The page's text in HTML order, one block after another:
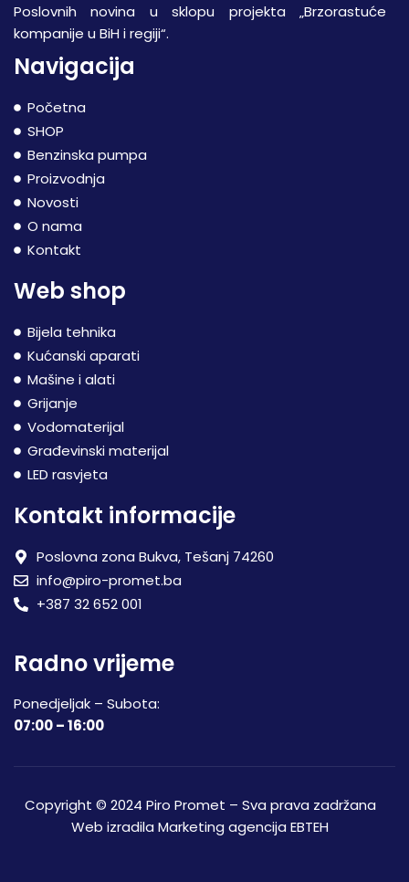
Poslovnih novina u sklopu projekta „Brzorastuće
kompanije u BiH i regiji“.
Navigacija
Početna
SHOP
Benzinska pumpa
Proizvodnja
Novosti
O nama
Kontakt
Web shop
Bijela tehnika
Kućanski aparati
Mašine i alati
Grijanje
Vodomaterijal
Građevinski materijal
LED rasvjeta
Kontakt informacije
Poslovna zona Bukva, Tešanj 74260
info@piro-promet.ba
+387 32 652 001
Radno vrijeme
Ponedjeljak – Subota:
07:00 – 16:00
Copyright © 2024 Piro Promet – Sva prava zadržana
Web izradila Marketing agencija EBTEH